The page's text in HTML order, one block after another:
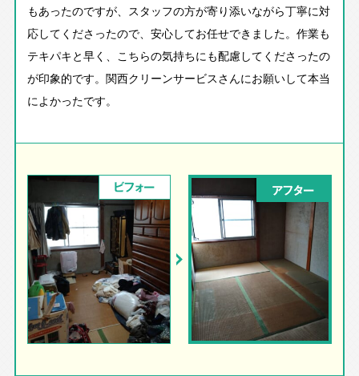
もあったのですが、スタッフの方が寄り添いながら丁寧に対
応してくださったので、安心してお任せできました。作業も
テキパキと早く、こちらの気持ちにも配慮してくださったの
が印象的です。関西クリーンサービスさんにお願いして本当
によかったです。
ビフォー アフター